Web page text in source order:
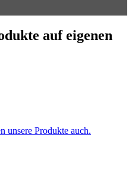
auf eigenen